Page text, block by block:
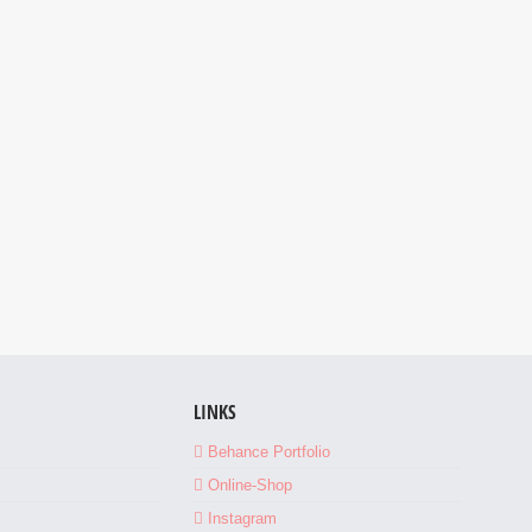
LINKS
Behance Portfolio
Online-Shop
Instagram